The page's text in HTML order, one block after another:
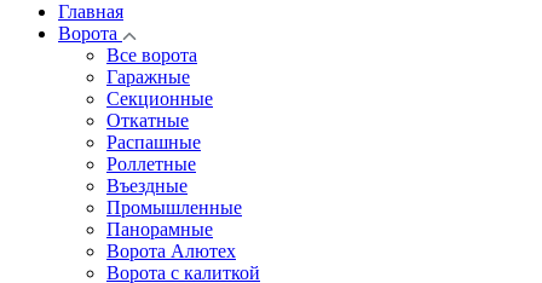
Главная
Ворота
Все ворота
Гаражные
Секционные
Откатные
Распашные
Роллетные
Въездные
Промышленные
Панорамные
Ворота Алютех
Ворота с калиткой